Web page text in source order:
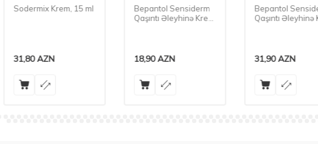
Sodermix Krem, 15 ml
31,80AZN
Bepantol Sensiderm
Qaşıntı Əleyhinə Krem
18,90AZN
Bepantol Sensiderm
Qaşıntı Əleyhinə Krem
31,90AZN